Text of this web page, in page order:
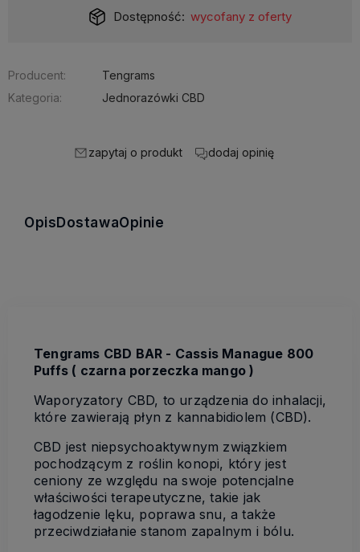
Dostępność: wycofany z oferty
Producent:
Tengrams
Kategoria:
Jednorazówki CBD
zapytaj o produkt dodaj opinię
Opis DostawaOpinie
Tengrams CBD BAR - Cassis Manague 800
Puffs ( czarna porzeczka mango )
Waporyzatory CBD, to urządzenia do inhalacji,
które zawierają płyn z kannabidiolem (CBD).
CBD jest niepsychoaktywnym związkiem
pochodzącym z roślin konopi, który jest
ceniony ze względu na swoje potencjalne
właściwości terapeutyczne, takie jak
łagodzenie lęku, poprawa snu, a także
przeciwdziałanie stanom zapalnym i bólu.